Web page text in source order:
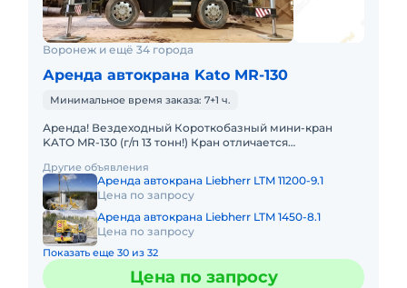
Воронеж и ещё 34 города
Аренда автокрана Kato MR-130
Минимальное время заказа: 7+1 ч.
Аренда! Вездеходный Короткобазный мини-кран
KATO MR-130 (г/п 13 тонн!) Кран отличается
Технические характеристик
Другие объявления
Аренда автокрана Liebherr LTM 11200-9.1
Цена по запросу
Аренда автокрана Liebherr LTM 1450-8.1
Цена по запросу
Показать еще 30 из 32
Цена по запросу